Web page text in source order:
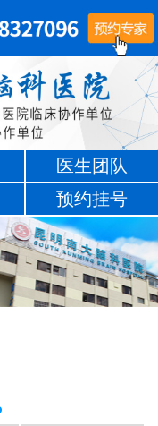
医生团队
预约挂号